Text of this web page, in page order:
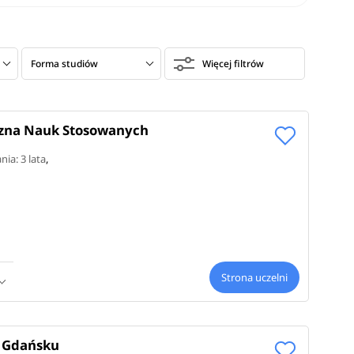
i
–
Forma studiów Więcej filtrów
Nauk Stosowanych
3 lata,
Strona uczelni